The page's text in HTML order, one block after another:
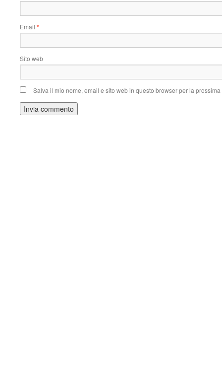
Email *
Sito web
Salva il mio nome, email e sito web in questo browser per la